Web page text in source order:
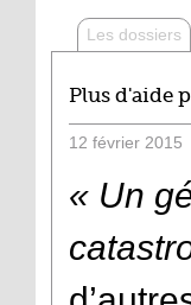
Les dossiers
Plus d'aide
12 février 2015
« Un